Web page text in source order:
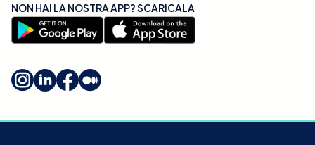
NON HAI LA NOSTRA APP? SCARICALA